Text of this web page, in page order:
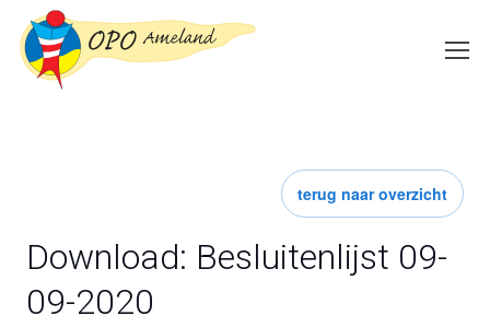
terug naar overzicht
Download: Besluitenlijst 09-
09-2020